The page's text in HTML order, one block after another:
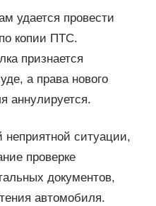
удается провести
копии ПТС.
признается
а права нового
аннулируется.
неприятной ситуации,
проверке
документов,
автомобиля.